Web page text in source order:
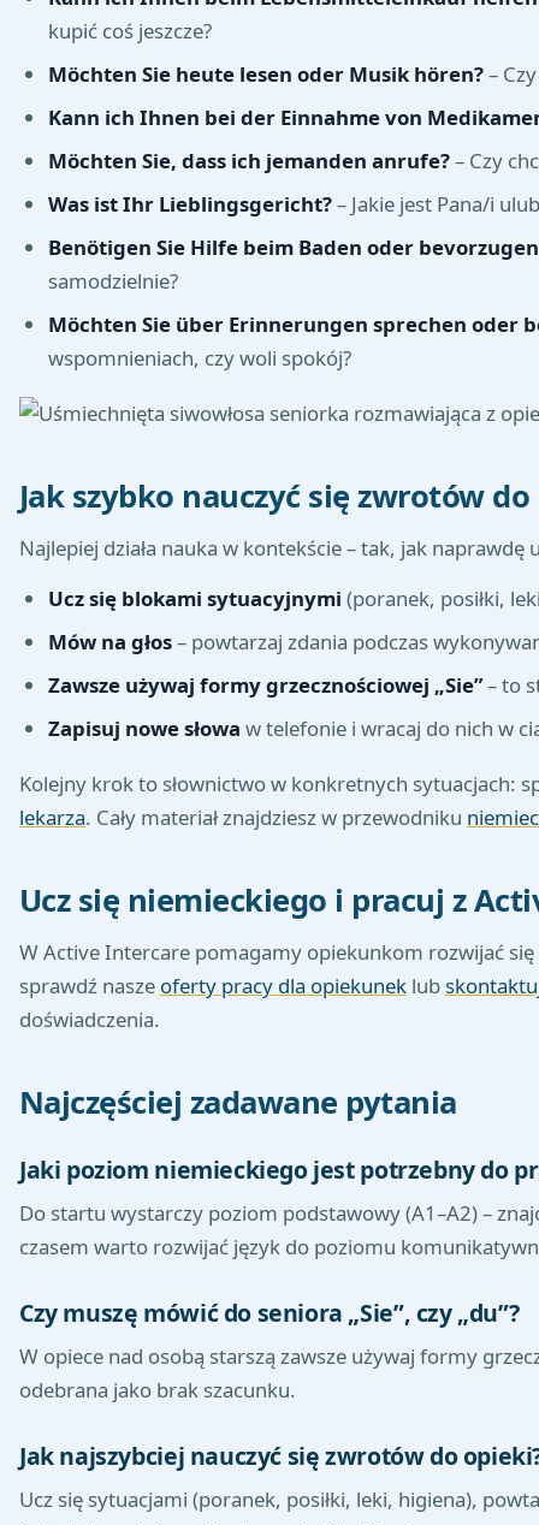
kupić coś jeszcze?
Möchten Sie heute lesen oder Musik hören?–
Kann ich Ihnen bei der Einnahme von
Möchten Sie, dass ich jemanden anrufe?– Czy
Was ist Ihr Lieblingsgericht?– Jakie jest Pana/i
Benötigen Sie Hilfe beim Baden oder
samodzielnie?
Möchten Sie über Erinnerungen sprechen oder
wspomnieniach, czy woli spokój?
Jak szybko nauczyć się zwrotów
Najlepiej działa nauka w kontekście – tak, jak naprawdę
Ucz się blokami sytuacyjnymi (poranek, posiłki,
Mów na głos– powtarzaj zdania podczas
Zawsze używaj formy grzecznościowej „Sie”– to
Zapisuj nowe słowa w telefonie i wracaj do nich w
Kolejny krok to słownictwo w konkretnych sytuacjach:
lekarza. Cały materiał znajdziesz w przewodniku
Ucz się niemieckiego i pracuj z
W Active Intercare pomagamy opiekunkom rozwijać
sprawdź nasze oferty pracy dla opiekunek lub
doświadczenia.
Najczęściej zadawane pytania
Jaki poziom niemieckiego jest potrzebny do
Do startu wystarczy poziom podstawowy (A1–A2) –
czasem warto rozwijać język do poziomu
Czy muszę mówić do seniora „Sie”, czy „du”?
W opiece nad osobą starszą zawsze używaj formy
odebrana jako brak szacunku.
Jak najszybciej nauczyć się zwrotów do
Ucz się sytuacjami (poranek, posiłki, leki, higiena),